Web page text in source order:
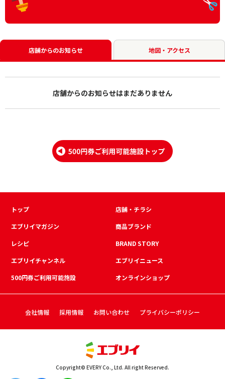
店舗からのお知らせ 地図・アクセス
店舗からのお知らせはまだありません
トップ
店舗・チラシ
エブリイマガジン
商品ブランド
レシピ
BRAND STORY
エブリイチャンネル
エブリイニュース
500円券ご利用可能施設
オンラインショップ
会社情報 採用情報 お問い合わせ プライバシーポリシー
Copyright© EVERY Co., Ltd. All right Reserved.